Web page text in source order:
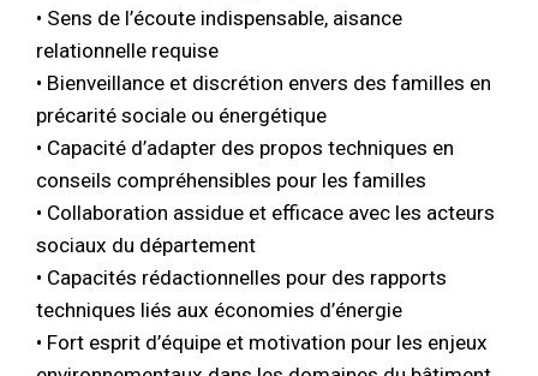
• Sens de l’écoute indispensable, aisance
relationnelle requise
• Bienveillance et discrétion envers des familles en
précarité sociale ou énergétique
• Capacité d’adapter des propos techniques en
conseils compréhensibles pour les familles
• Collaboration assidue et efficace avec les acteurs
sociaux du département
• Capacités rédactionnelles pour des rapports
techniques liés aux économies d’énergie
• Fort esprit d’équipe et motivation pour les enjeux